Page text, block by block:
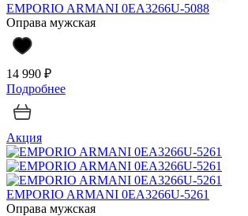
EMPORIO ARMANI 0EA3266U-5088
Оправа мужская
14 990 ₽
Подробнее
Акция
EMPORIO ARMANI 0EA3266U-5261
Оправа мужская